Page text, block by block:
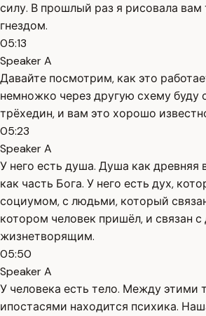
силу. В прошлый раз я рисовала вам
гнездом.
05:13
Speaker A
Давайте посмотрим, как это
немножко через другую схему буду
трёхедин, и вам это хорошо
05:23
Speaker A
У него есть душа. Душа как древняя
как часть Бога. У него есть дух,
социумом, с людьми, который
котором человек пришёл, и связан
жизнетворящим.
05:50
Speaker A
У человека есть тело. Между этими
ипостасями находится психика.